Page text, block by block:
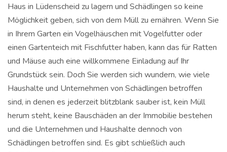
Haus in Lüdenscheid zu lagern und Schädlingen so keine
Möglichkeit geben, sich von dem Müll zu ernähren. Wenn Sie
in Ihrem Garten ein Vogelhäuschen mit Vogelfutter oder
einen Gartenteich mit Fischfutter haben, kann das für Ratten
und Mäuse auch eine willkommene Einladung auf Ihr
Grundstück sein. Doch Sie werden sich wundern, wie viele
Haushalte und Unternehmen von Schädlingen betroffen
sind, in denen es jederzeit blitzblank sauber ist, kein Müll
herum steht, keine Bauschäden an der Immobilie bestehen
und die Unternehmen und Haushalte dennoch von
Schädlingen betroffen sind. Es gibt schließlich auch